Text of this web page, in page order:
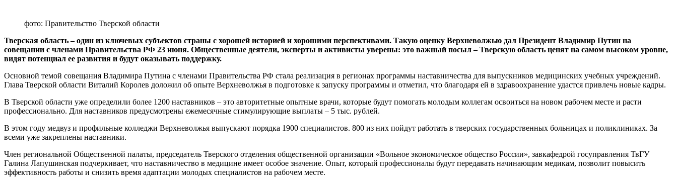
фото: Правительство Тверской области
Тверская область – один из ключевых субъектов страны с хорошей историей и хорошими перспективами. Такую оценку Верхневолжью дал Президент Владимир Путин на
совещании с членами Правительства РФ 23 июня. Общественные деятели, эксперты и активисты уверены: это важный посыл – Тверскую область ценят на самом высоком уровне,
видят потенциал ее развития и будут оказывать поддержку.
Основной темой совещания Владимира Путина с членами Правительства РФ стала реализация в регионах программы наставничества для выпускников медицинских учебных учреждений.
Глава Тверской области Виталий Королев доложил об опыте Верхневолжья в подготовке к запуску программы и отметил, что благодаря ей в здравоохранение удастся привлечь новые кадры.
В Тверской области уже определили более 1200 наставников – это авторитетные опытные врачи, которые будут помогать молодым коллегам освоиться на новом рабочем месте и расти
профессионально. Для наставников предусмотрены ежемесячные стимулирующие выплаты – 5 тыс. рублей.
В этом году медвуз и профильные колледжи Верхневолжья выпускают порядка 1900 специалистов. 800 из них пойдут работать в тверских государственных больницах и поликлиниках. За
всеми уже закреплены наставники.
Член региональной Общественной палаты, председатель Тверского отделения общественной организации «Вольное экономическое общество России», завкафедрой госуправления ТвГУ
Галина Лапушинская подчеркивает, что наставничество в медицине имеет особое значение. Опыт, который профессионалы будут передавать начинающим медикам, позволит повысить
эффективность работы и снизить время адаптации молодых специалистов на рабочем месте.